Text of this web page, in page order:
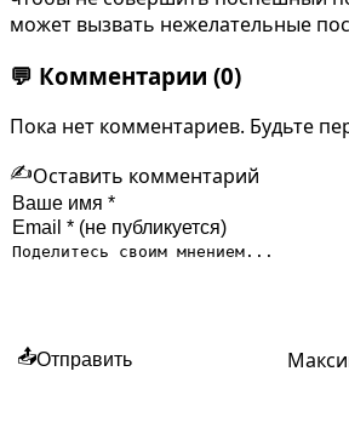
может вызвать нежелательные
💬 Комментарии (0)
Пока нет комментариев. Будьте
✍️Оставить комментарий
📤Отправить